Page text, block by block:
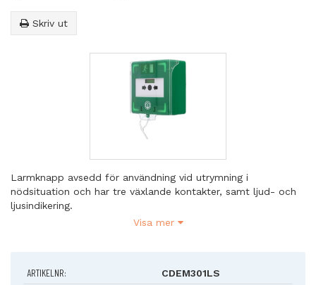
Skriv ut
Larmknapp avsedd för användning vid utrymning i
nödsituation och har tre växlande kontakter, samt ljud- och
ljusindikering.
Till för både utanpåliggande och infällt montage.
medföljer i paketet.
Visa mer
ARTIKELNR: CDEM301LS